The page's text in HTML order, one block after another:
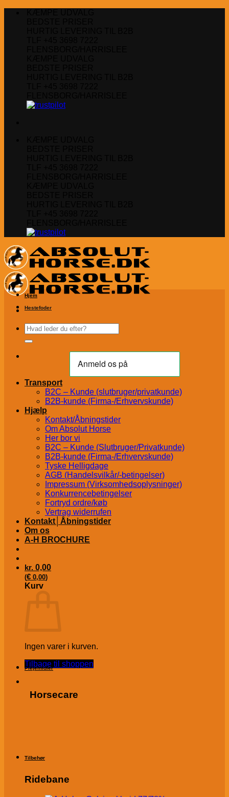
Søg
efter:
Transport
B2C – Kunde (slutbruger/privatkunde)
B2B-kunde (Firma-/Erhvervskunde)
Hjælp
Kontakt/Åbningstider
Om Absolut Horse
Her bor vi
B2C – Kunde (Slutbruger/Privatkunde)
B2B-kunde (Firma-/Erhvervskunde)
Tyske Helligdage
AGB (Handelsvilkår/-betingelser)
Impressum (Virksomhedsoplysninger)
Konkurrencebetingelser
Fortryd ordre/køb
Vertrag widerrufen
Kontakt│Åbningstider
Om os
A-H BROCHURE
kr. 0,00
(€ 0,00)
Kurv
Ingen varer i kurven.
Tilbage til shoppen
Hjem
Hestefoder
Plejemidler
Horsecare
Tilbehør
Ridebane